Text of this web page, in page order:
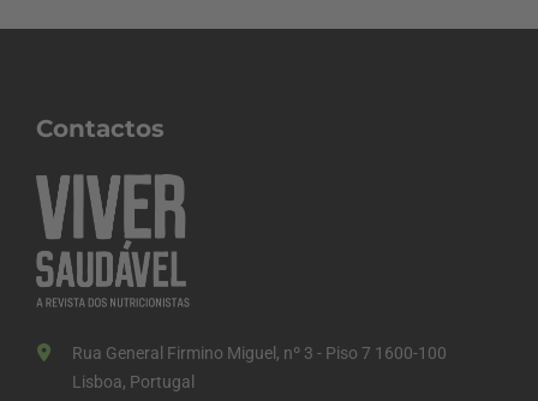
Contactos
Rua General Firmino Miguel, nº 3 - Piso 7 1600-100
Lisboa, Portugal